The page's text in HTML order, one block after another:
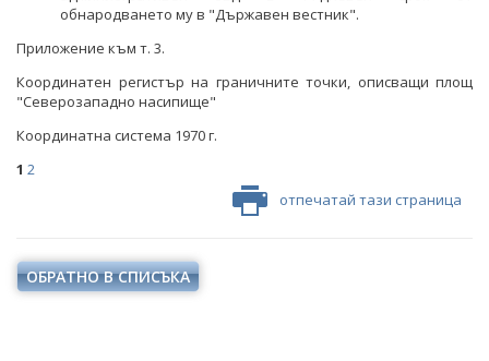
ПРЕКРАТЕНИ ПРОЦЕДУРИ
НАЦИОНАЛЕН ПЛАН ЗА ИНВЕСТИЦИИ
ТЕРИТОРИАЛНИ ПЛАНОВЕ ЗА СПРАВЕДЛИВ ПРЕХОД
обнародването му в "Държавен вестник".
Приложение към т. 3.
Координатен регистър на граничните точки, описващи площ
"Северозападно насипище"
Координатна система 1970 г.
1 2
отпечатай тази страница
ОБРАТНО В СПИСЪКА